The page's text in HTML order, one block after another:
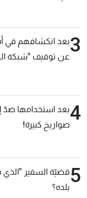
3بعد انكشافهم في
عن توقيف "شبكة
4بعد استخدامها ضدّ
صواريخ كبيرة!
5قضيّة السفير
بلده؟